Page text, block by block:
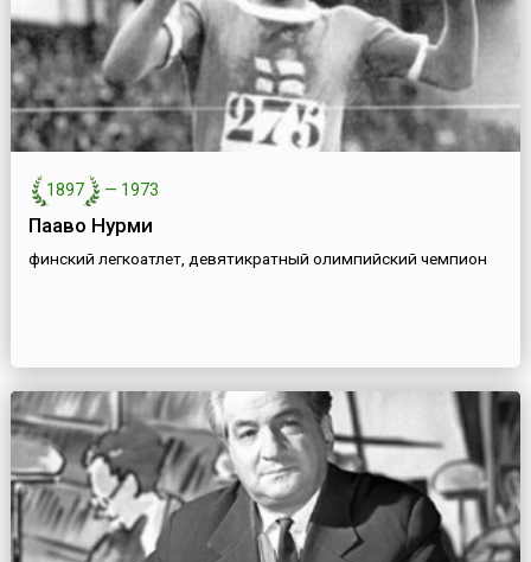
1897 — 1973
Пааво Нурми
финский легкоатлет, девятикратный олимпийский чемпион